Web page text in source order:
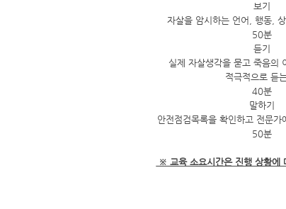
보기
자살을 암시하는 언어, 행동,
50분
듣기
실제 자살생각을 묻고 죽음의
적극적으로 듣
40분
말하기
안전점검목록을 확인하고 전문가
50분
※ 교육 소요시간은 진행 상황에